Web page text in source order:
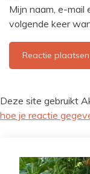
Mijn naam, e-mail
volgende keer
Deze site gebruikt
hoe je reactie